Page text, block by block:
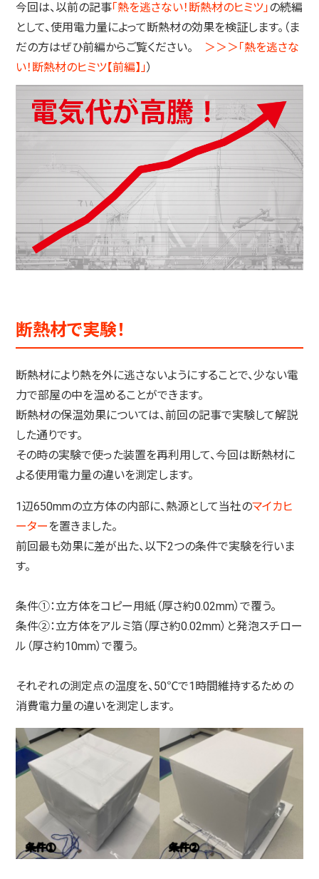
今回は、以前の記事「熱を逃さない！断熱材のヒミツ」の続編
として、使用電力量によって断熱材の効果を検証します。（ま
だの方はぜひ前編からご覧ください。 ＞＞＞「熱を逃さな
い！断熱材のヒミツ【前編】」）
断熱材で実験！
断熱材により熱を外に逃さないようにすることで、少ない電
力で部屋の中を温めることができます。
断熱材の保温効果については、前回の記事で実験して解説
した通りです。
その時の実験で使った装置を再利用して、今回は断熱材に
よる使用電力量の違いを測定します。
1辺650mmの立方体の内部に、熱源として当社のマイカヒ
ーターを置きました。
前回最も効果に差が出た、以下2つの条件で実験を行いま
す。
条件①：立方体をコピー用紙（厚さ約0.02mm）で覆う。
条件②：立方体をアルミ箔（厚さ約0.02mm）と発泡スチロー
ル（厚さ約10mm）で覆う。
それぞれの測定点の温度を、50℃で1時間維持するための
消費電力量の違いを測定します。